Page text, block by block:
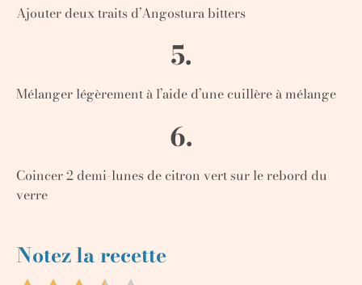
Ajouter deux traits d’Angostura bitters
5.
Mélanger légèrement à l’aide d’une cuillère à mélange
6.
Coincer 2 demi-lunes de citron vert sur le rebord du
verre
Notez la recette